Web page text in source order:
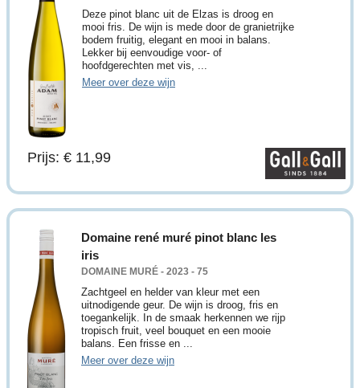
Deze pinot blanc uit de Elzas is droog en
mooi fris. De wijn is mede door de granietrijke
bodem fruitig, elegant en mooi in balans.
Lekker bij eenvoudige voor- of
hoofdgerechten met vis, ...
Meer over deze wijn
Prijs: € 11,99
Domaine rené muré pinot blanc les
iris
DOMAINE MURÉ - 2023 - 75
Zachtgeel en helder van kleur met een
uitnodigende geur. De wijn is droog, fris en
toegankelijk. In de smaak herkennen we rijp
tropisch fruit, veel bouquet en een mooie
balans. Een frisse en ...
Meer over deze wijn